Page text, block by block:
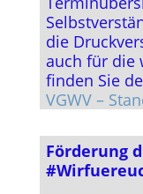
die
auch für die
finden Sie
VGWV –
Förderung